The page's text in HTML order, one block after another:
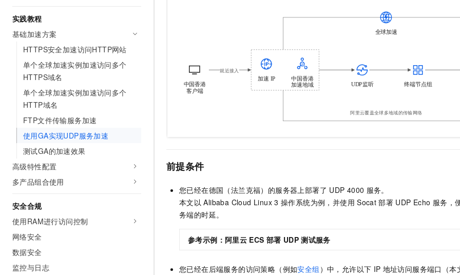
实践教程
基础加速方案
HTTPS安全加速访问HTTP网站
单个全球加速实例加速访问多个
HTTPS域名
单个全球加速实例加速访问多个
HTTP域名
FTP文件传输服务加速
使用GA实现UDP服务加速
测试GA的加速效果
高级特性配置
多产品组合使用
安全合规
使用RAM进行访问控制
网络安全
数据安全
监控与日志
前提条件
您已经在德国（法兰克福）的服务器上部署了 UDP 4000 服务。
本文以 Alibaba Cloud Linux 3 操作系统为例，并使用 Socat 部署 UDP Echo 服务，
务端的时延。
参考示例：阿里云 ECS 部署 UDP 测试服务
您已经在后端服务的访问策略（例如安全组 ）中，允许以下 IP 地址访问服务端口（本
AI Native 的算法工程平台，一站式完成建模、训练、推理服务部署
大模型解决方案
用1%尺寸在特定领域达到大模型90%以上效果
域名与网站
终端用户计算
Serverless
开发工具
专有云
广告营销
模板小程序
建站系统